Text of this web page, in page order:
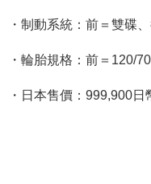
・制動系統：前＝雙碟
・輪胎規格：前＝120/
・日本售價：999,900日